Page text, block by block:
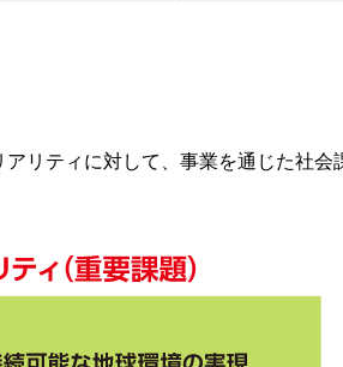
リティに対して、事業を通じた社